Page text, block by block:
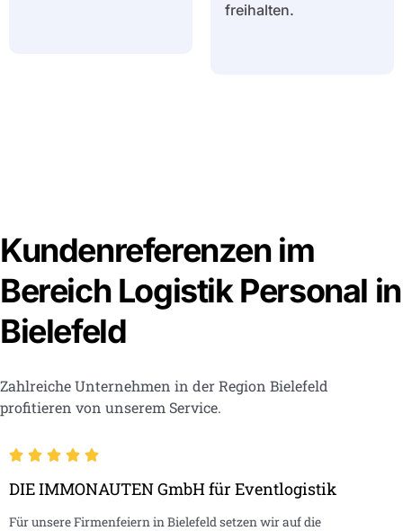
freihalten.
Kundenreferenzen im
Bereich Logistik Personal in
Bielefeld
Zahlreiche Unternehmen in der Region Bielefeld
profitieren von unserem Service.
DIE IMMONAUTEN GmbH für Eventlogistik
Für unsere Firmenfeiern in Bielefeld setzen wir auf die